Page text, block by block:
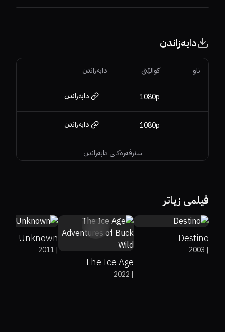
دابەزاندن
سێرڤەرەکانی دابەزاندن
ناو کوالێتی دابەزاندن
1080p دابەزاندن
1080p دابەزاندن
فیلمی زیاتر
Destino
|
2003
4.6
17%
30%
The Ice Age
Adventures of|
2022
Unknown
|
2011